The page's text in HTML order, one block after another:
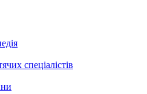
спеціалістів